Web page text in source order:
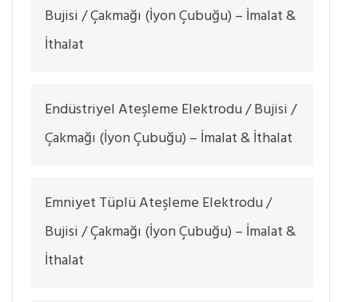
Bujisi / Çakmağı (İyon Çubuğu) – İmalat &
İthalat
Endüstriyel Ateşleme Elektrodu / Bujisi /
Çakmağı (İyon Çubuğu) – İmalat & İthalat
Emniyet Tüplü Ateşleme Elektrodu /
Bujisi / Çakmağı (İyon Çubuğu) – İmalat &
İthalat